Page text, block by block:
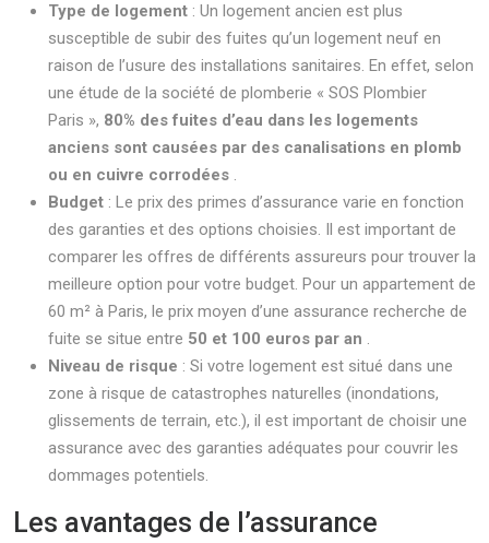
Type de logement : Un logement ancien est plus
susceptible de subir des fuites qu’un logement neuf en
raison de l’usure des installations sanitaires. En effet, selon
une étude de la société de plomberie « SOS Plombier
Paris », 80% des fuites d’eau dans les logements
anciens sont causées par des canalisations en plomb
ou en cuivre corrodées .
Budget : Le prix des primes d’assurance varie en fonction
des garanties et des options choisies. Il est important de
comparer les offres de différents assureurs pour trouver la
meilleure option pour votre budget. Pour un appartement de
60 m² à Paris, le prix moyen d’une assurance recherche de
fuite se situe entre 50 et 100 euros par an .
Niveau de risque : Si votre logement est situé dans une
zone à risque de catastrophes naturelles (inondations,
glissements de terrain, etc.), il est important de choisir une
assurance avec des garanties adéquates pour couvrir les
dommages potentiels.
Les avantages de l’assurance